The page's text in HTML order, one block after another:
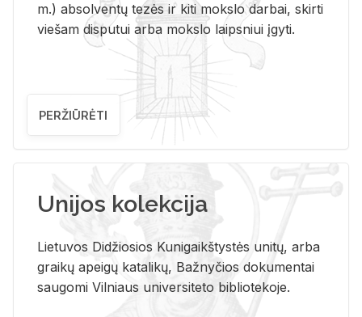
m.) absolventų tezės ir kiti mokslo darbai, skirti
viešam disputui arba mokslo laipsniui įgyti.
PERŽIŪRĖTI
Unijos kolekcija
Lietuvos Didžiosios Kunigaikštystės unitų, arba
graikų apeigų katalikų, Bažnyčios dokumentai
saugomi Vilniaus universiteto bibliotekoje.